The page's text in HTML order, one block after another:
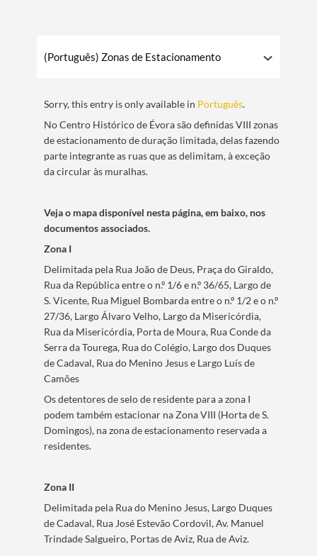
(Português) Zonas de Estacionamento
Sorry, this entry is only available in Português.
No Centro Histórico de Évora são definidas VIII zonas
de estacionamento de duração limitada, delas fazendo
parte integrante as ruas que as delimitam, à exceção
da circular às muralhas.
Veja o mapa disponível nesta página, em baixo, nos
documentos associados.
Zona I
Delimitada pela Rua João de Deus, Praça do Giraldo,
Rua da República entre o n.º 1/6 e n.º 36/65, Largo de
S. Vicente, Rua Miguel Bombarda entre o n.º 1/2 e o n.º
27/36, Largo Álvaro Velho, Largo da Misericórdia,
Rua da Misericórdia, Porta de Moura, Rua Conde da
Serra da Tourega, Rua do Colégio, Largo dos Duques
de Cadaval, Rua do Menino Jesus e Largo Luís de
Camões
Os detentores de selo de residente para a zona I
podem também estacionar na Zona VIII (Horta de S.
Domingos), na zona de estacionamento reservada a
residentes.
Zona II
Delimitada pela Rua do Menino Jesus, Largo Duques
de Cadaval, Rua José Estevão Cordovil, Av. Manuel
Trindade Salgueiro, Portas de Aviz, Rua de Aviz.